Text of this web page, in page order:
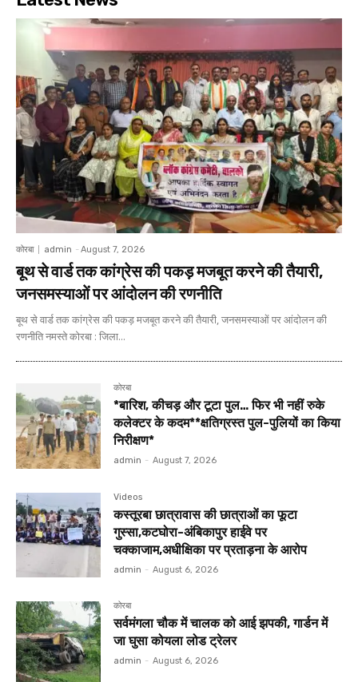
कोरबा admin - August 7, 2026
बूथ से वार्ड तक कांग्रेस की पकड़ मजबूत करने की तैयारी,
जनसमस्याओं पर आंदोलन की रणनीति
बूथ से वार्ड तक कांग्रेस की पकड़ मजबूत करने की तैयारी, जनसमस्याओं पर आंदोलन की
रणनीति नमस्ते कोरबा : जिला...
कोरबा
*बारिश, कीचड़ और टूटा पुल… फिर भी नहीं रुके
कलेक्टर के कदम**क्षतिग्रस्त पुल-पुलियों का किया
निरीक्षण*
admin - August 7, 2026
Videos
कस्तूरबा छात्रावास की छात्राओं का फूटा
गुस्सा,कटघोरा-अंबिकापुर हाईवे पर
चक्काजाम,अधीक्षिका पर प्रताड़ना के आरोप
admin - August 6, 2026
कोरबा
सर्वमंगला चौक में चालक को आई झपकी, गार्डन में
जा घुसा कोयला लोड ट्रेलर
admin - August 6, 2026